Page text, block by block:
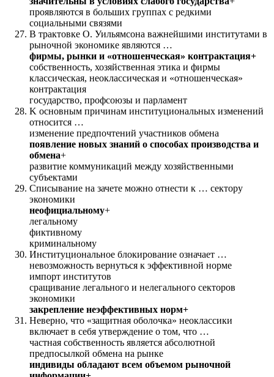
проявляются в больших группах с редкими
социальными связями
B трактовке O. Уильямcoнa важнейшими институтами в
рыночной экономике являются …
фирмы, рынки и «отношенческая» контрактация+
собственность, хозяйственная этика и фирмы
классическая, неоклассическая и «отношенческая»
контрактация
государство, профсоюзы и парламент
K основным причинам институциональных изменений
относится …
изменение предпочтений участников обмена
появление новых знаний о способах производства и
обмена+
развитие коммуникаций между хозяйственными
субъектами
Списывание на зачете можно отнести к … сектору
экономики
неофициальному+
легальному
фиктивному
криминальному
Институциональное блокирование означает …
невозможность вернуться к эффективной норме
импорт институтов
сращивание легального и нелегального секторов
экономики
закрепление неэффективных норм+
Неверно, что «защитная оболочка» неоклассики
включает в себя утверждение о том, что …
частная собственность является абсолютной
предпосылкой обмена на рынке
индивиды обладают всем объемом рыночной